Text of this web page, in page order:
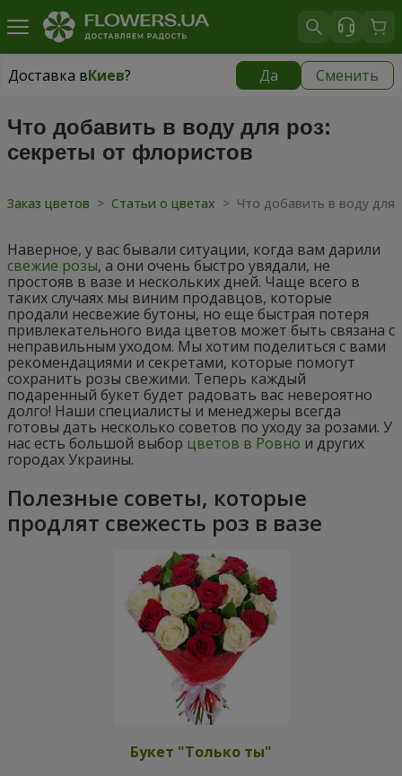
Доставка вКиев? Да Сменить
Доставка вКиев
Что добавить в воду для роз:
секреты от флористов
Заказ цветов > Статьи о цветах > Что добавить в воду для
Наверное, у вас бывали ситуации, когда вам дарили
свежие розы, а они очень быстро увядали, не
простояв в вазе и нескольких дней. Чаще всего в
таких случаях мы виним продавцов, которые
продали несвежие бутоны, но еще быстрая потеря
привлекательного вида цветов может быть связана с
неправильным уходом. Мы хотим поделиться с вами
рекомендациями и секретами, которые помогут
сохранить розы свежими. Теперь каждый
подаренный букет будет радовать вас невероятно
долго! Наши специалисты и менеджеры всегда
готовы дать несколько советов по уходу за розами. У
нас есть большой выбор цветов в Ровно и других
городах Украины.
Полезные советы, которые
продлят свежесть роз в вазе
Букет "Только ты"